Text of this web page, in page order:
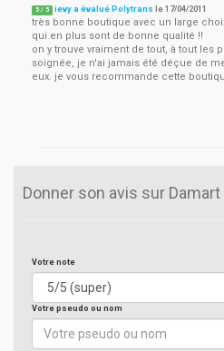
5 / 5 ievy a évalué Polytrans le17/04/2011
très bonne boutique avec un large
qui en plus sont de bonne qualité !!
on y trouve vraiment de tout, à tout les
soignée, je n'ai jamais été déçue de
eux. je vous recommande cette
Donner son avis sur
Votre note
Votre pseudo ou nom